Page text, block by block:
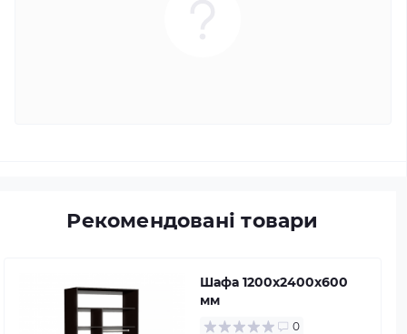
Рекомендовані товари
Шафа 1200х2400х600
мм
0